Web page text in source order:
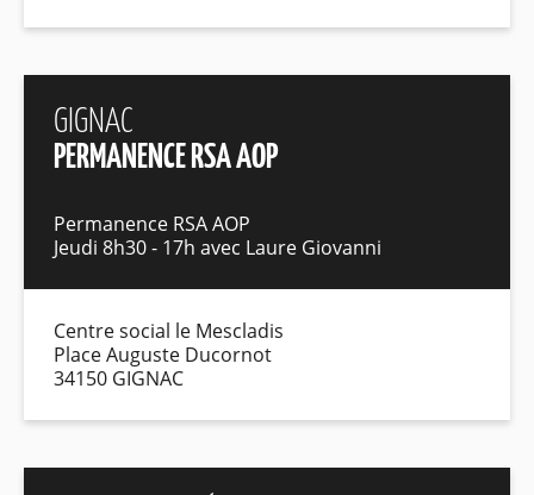
GIGNAC
PERMANENCE RSA AOP
Permanence RSA AOP
Jeudi 8h30 - 17h avec Laure Giovanni
Centre social le Mescladis
Place Auguste Ducornot
34150 GIGNAC